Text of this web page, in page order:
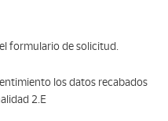
formulario de solicitud.
los datos recabados
2.E